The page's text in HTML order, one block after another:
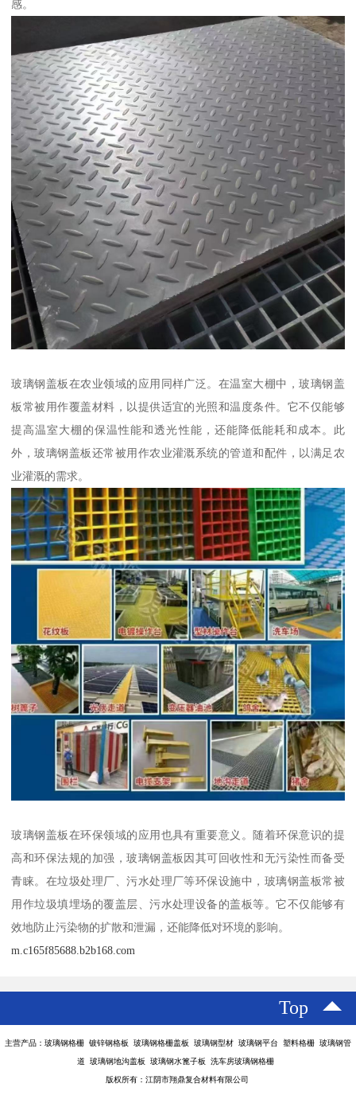
感。
玻璃钢盖板在农业领域的应用同样广泛。在温室大棚中，玻璃钢盖
板常被用作覆盖材料，以提供适宜的光照和温度条件。它不仅能够
提高温室大棚的保温性能和透光性能，还能降低能耗和成本。此
外，玻璃钢盖板还常被用作农业灌溉系统的管道和配件，以满足农
业灌溉的需求。
玻璃钢盖板在环保领域的应用也具有重要意义。随着环保意识的提
高和环保法规的加强，玻璃钢盖板因其可回收性和无污染性而备受
青睐。在垃圾处理厂、污水处理厂等环保设施中，玻璃钢盖板常被
用作垃圾填埋场的覆盖层、污水处理设备的盖板等。它不仅能够有
效地防止污染物的扩散和泄漏，还能降低对环境的影响。
m.c165f85688.b2b168.com
Top
主营产品：玻璃钢格栅 镀锌钢格板 玻璃钢格栅盖板 玻璃钢型材 玻璃钢平台 塑料格栅 玻璃钢管
道 玻璃钢地沟盖板 玻璃钢水篦子板 洗车房玻璃钢格栅
版权所有：江阴市翔鼎复合材料有限公司